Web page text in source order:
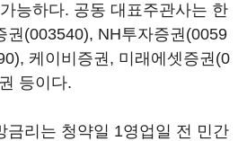
능하다. 공동 대표주관사는 한
권(003540), NH투자증권(0059
, 케이비증권, 미래에셋증권(0
등이다.
금리는 청약일 1영업일 전 민간